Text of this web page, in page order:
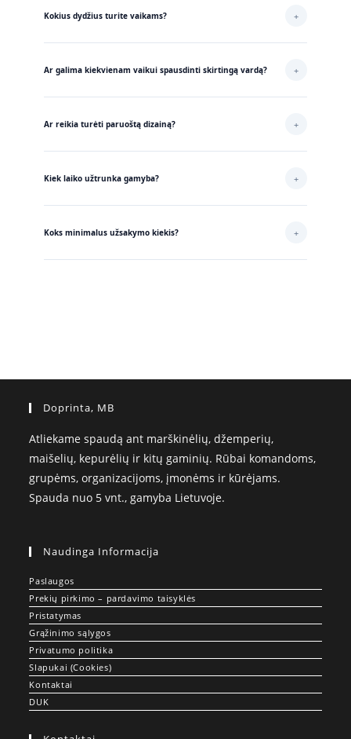
Kokius dydžius turite vaikams? +
tinkamą.
Ar galima kiekvienam vaikui spausdinti skirtingą vardą? +
Ar reikia turėti paruoštą dizainą? +
Kiek laiko užtrunka gamyba? +
Koks minimalus užsakymo kiekis? +
Doprinta, MB
Atliekame spaudą ant marškinėlių, džemperių,
maišelių, kepurėlių ir kitų gaminių. Rūbai komandoms,
grupėms, organizacijoms, įmonėms ir kūrėjams.
Spauda nuo 5 vnt., gamyba Lietuvoje.
Naudinga Informacija
Paslaugos
Prekių pirkimo – pardavimo taisyklės
Pristatymas
Grąžinimo sąlygos
Privatumo politika
Slapukai (Cookies)
Kontaktai
DUK